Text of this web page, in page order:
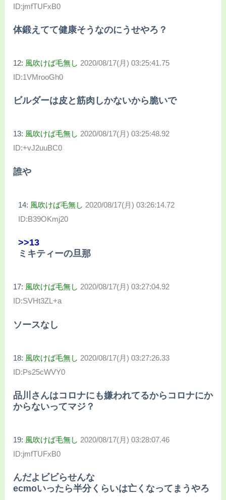
ID:jmfTUFxB0
体鍛えてて健康そうなのにうせやろ？
12: 風吹けば毛無し 2020/08/17(月) 03:25:41.75
ID:1VMrooGh0
ビルダーは皮と筋肉しかないから脆いで
13: 風吹けば毛無し 2020/08/17(月) 03:25:48.92
ID:+vJ2uuBC0
誰や
14: 風吹けば毛無し 2020/08/17(月) 03:26:14.72
ID:B39OKmj20
>>13
ミキティーの旦那
17: 風吹けば毛無し 2020/08/17(月) 03:27:04.92
ID:SVHt3ZL+a
ソースなし
18: 風吹けば毛無し 2020/08/17(月) 03:27:26.33
ID:Ps25cWVY0
品川さんはコロナにも嫌われてるからコロナにか
からないってマジ？
19: 風吹けば毛無し 2020/08/17(月) 03:28:07.46
ID:jmfTUFxB0
んだよビビらせんな
ecmoいったら半分くらいは亡くなってまうやろ